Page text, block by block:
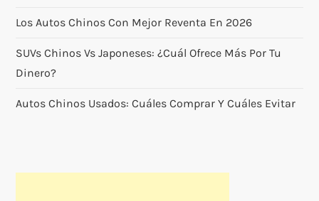
Los Autos Chinos Con Mejor Reventa En 2026
SUVs Chinos Vs Japoneses: ¿cuál Ofrece Más Por Tu
Dinero?
Autos Chinos Usados: Cuáles Comprar Y Cuáles Evitar